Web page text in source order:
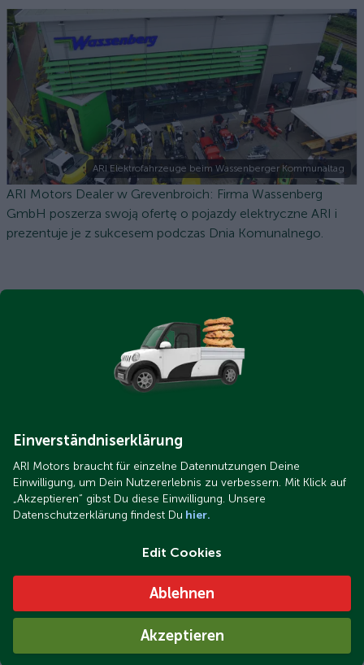
ARI Elektrofahrzeuge beim Wassenberger Kommunaltag
ARI Motors Dealer w Grevenbroich: Firma Wassenberg
GmbH poszerza swoją ofertę o pojazdy elektryczne ARI i
prezentuje je z sukcesem podczas Dnia Komunalnego.
Einverständniserklärung
ARI Motors braucht für einzelne Datennutzungen Deine
Einwilligung, um Dein Nutzererlebnis zu verbessern. Mit Klick auf
„Akzeptieren“ gibst Du diese Einwilligung. Unsere
Datenschutzerklärung findest Du hier.
Edit Cookies
Ablehnen
Akzeptieren